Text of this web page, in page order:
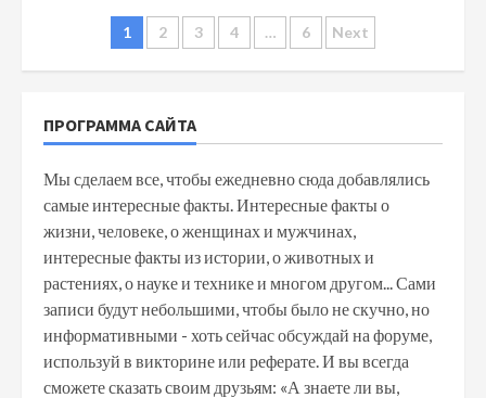
Posts
navigation
1 2 3 4 … 6 Next
ПРОГРАММА САЙТА
Мы сделаем все, чтобы ежедневно сюда добавлялись
самые интересные факты. Интересные факты о
жизни, человеке, о женщинах и мужчинах,
интересные факты из истории, о животных и
растениях, о науке и технике и многом другом... Сами
записи будут небольшими, чтобы было не скучно, но
информативными - хоть сейчас обсуждай на форуме,
используй в викторине или реферате. И вы всегда
сможете сказать своим друзьям: «А знаете ли вы,